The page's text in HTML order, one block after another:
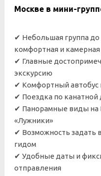
Москве в мини-
✔ Небольшая группа до
комфортная и
✔ Главные
экскурсию
✔ Комфортный автобус
✔ Поездка по канатной
✔ Панорамные виды на
«Лужники»
✔ Возможность задать
гидом
✔ Удобные даты и
отправления